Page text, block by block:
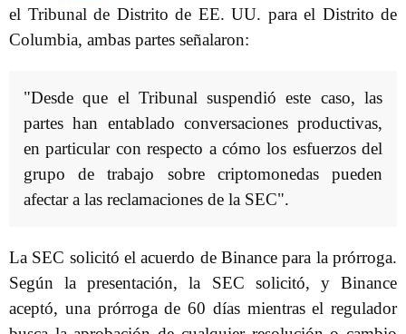
el Tribunal de Distrito de EE. UU. para el Distrito de
Columbia, ambas partes señalaron:
"Desde que el Tribunal suspendió este caso, las
partes han entablado conversaciones productivas,
en particular con respecto a cómo los esfuerzos del
grupo de trabajo sobre criptomonedas pueden
afectar a las reclamaciones de la SEC".
La SEC solicitó el acuerdo de Binance para la prórroga.
Según la presentación, la SEC solicitó, y Binance
aceptó, una prórroga de 60 días mientras el regulador